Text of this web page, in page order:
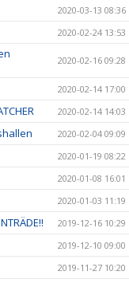
2020-03-13 08:36
2020-02-24 13:53
2020-02-16 09:28
2020-02-14 17:00
2020-02-14 14:03
2020-02-04 09:09
2020-01-19 08:22
2020-01-08 16:01
2020-01-03 11:19
2019-12-16 10:29
2019-12-10 09:00
2019-11-27 10:20